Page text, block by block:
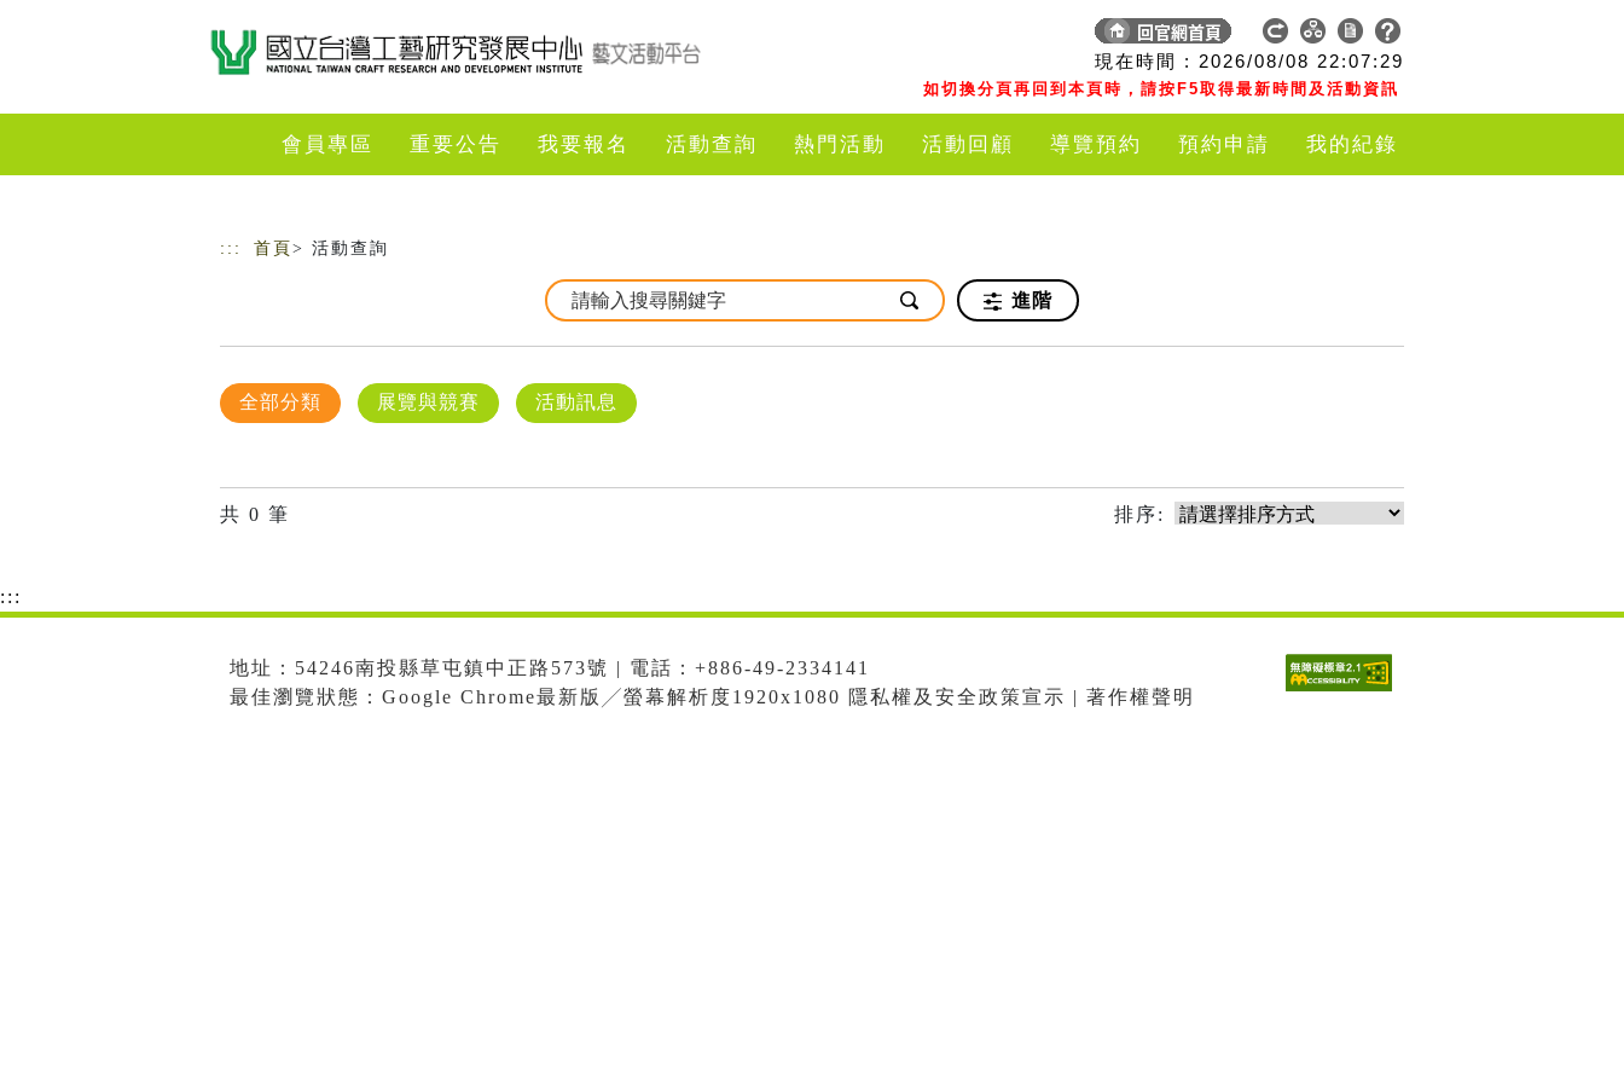
現在時間 : 2026/08/08 22:07:29
如切換分頁再回到本頁時，請按F5取得最新時間及活動資訊
會員專區 重要公告 我要報名 活動查詢 熱門活動 活動回顧 導覽預約 預約申請 我的紀錄
::: 首頁 > 活動查詢
進階
全部分類 展覽與競賽 活動訊息
共 0 筆 排序:
:::
地址：54246南投縣草屯鎮中正路573號 | 電話：+886-49-2334141
最佳瀏覽狀態：Google Chrome最新版╱螢幕解析度1920x1080 隱私權及安全政策宣示 | 著作權聲明